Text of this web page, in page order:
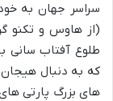
سراسر جهان به
(از هاوس و تکنو
طلوع آفتاب سانی
که به دنبال
های بزرگ پارتی